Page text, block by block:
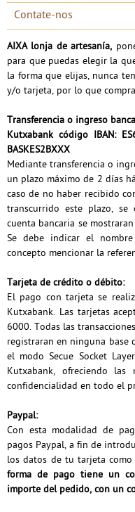
Contate-nos
AIXA lonja de artesanía,
para que puedas elegir la
la forma que elijas, nunca
y/o tarjeta, por lo que
Transferencia o ingreso
Kutxabank código IBAN:
BASKES2BXXX
Mediante transferencia o
un plazo máximo de 2 días
caso de no haber recibido
transcurrido este plazo,
cuenta bancaria se
Se debe indicar el
concepto mencionar la
Tarjeta de crédito o débito:
El pago con tarjeta se
Kutxabank. Las tarjetas
6000. Todas las
registraran en ninguna base
el modo Secue Socket
Kutxabank, ofreciendo las
confidencialidad en todo el
Paypal:
Con esta modalidad de
pagos Paypal, a fin de
los datos de tu tarjeta
forma de pago tiene un
importe del pedido, con un